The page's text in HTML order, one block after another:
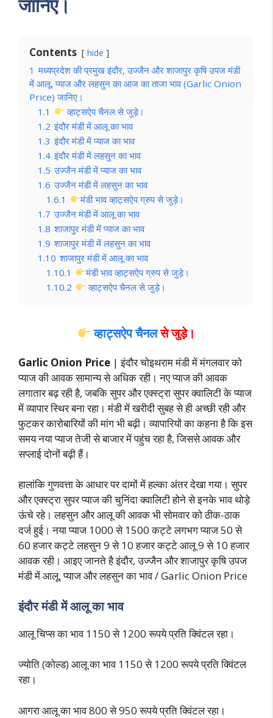
Contents hide
1 मध्यप्रदेश की प्रमुख इंदौर, उज्जैन और शाजापुर कृषि उपज मंडी
में आलू, प्याज और लहसुन का आज का ताजा भाव (Garlic Onion
Price) जानिए।
1.1
व्हाट्सऐप चैनल से जुड़े।
1.2 इंदौर मंडी में आलू का भाव
1.3 इंदौर मंडी में प्याज का भाव
1.4 इंदौर मंडी में लहसुन का भाव
1.5 उज्जैन मंडी में प्याज का भाव
1.6 उज्जैन मंडी में लहसुन का भाव
1.6.1
मंडी भाव व्हाट्सऐप ग्रुप से जुड़े।
1.7 उज्जैन मंडी में आलू का भाव
1.8 शाजापुर मंडी में प्याज का भाव
1.9 शाजापुर मंडी में लहसुन का भाव
1.10 शाजापुर मंडी में आलू का भाव
1.10.1
मंडी भाव व्हाट्सऐप ग्रुप से जुड़े।
1.10.2
व्हाट्सऐप चैनल से जुड़े।
व्हाट्सऐप चैनलसे जुड़े।
Garlic Onion Price | इंदौर चोइथराम मंडी में मंगलवार को
प्याज की आवक सामान्य से अधिक रही। नए प्याज की आवक
लगातार बढ़ रही है, जबकि सुपर और एक्स्ट्रा सुपर क्वालिटी के प्याज
में व्यापार स्थिर बना रहा। मंडी में खरीदी सुबह से ही अच्छी रही और
फुटकर कारोबारियों की मांग भी बढ़ी। व्यापारियों का कहना है कि इस
समय नया प्याज तेजी से बाजार में पहुंच रहा है, जिससे आवक और
सप्लाई दोनों बढ़ी हैं।
हालांकि गुणवत्ता के आधार पर दामों में हल्का अंतर देखा गया। सुपर
और एक्स्ट्रा सुपर प्याज की चुनिंदा क्वालिटी होने से इनके भाव थोड़े
ऊंचे रहे। लहसुन और आलू की आवक भी सोमवार को ठीक-ठाक
दर्ज हुई। नया प्याज 1000 से 1500 कट्टे लगभग प्याज 50 से
60 हजार कट्टे लहसुन 9 से 10 हजार कट्टे आलू 9 से 10 हजार
आवक रही। आइए जानते है इंदौर, उज्जैन और शाजापुर कृषि उपज
मंडी में आलू, प्याज और लहसुन का भाव / Garlic Onion Price
इंदौर मंडी में आलू का भाव
आलू चिप्स का भाव 1150 से 1200 रूपये प्रति क्विंटल रहा।
ज्योति (कोल्ड) आलू का भाव 1150 से 1200 रूपये प्रति क्विंटल
रहा।
आगरा आलू का भाव 800 से 950 रूपये प्रति क्विंटल रहा।